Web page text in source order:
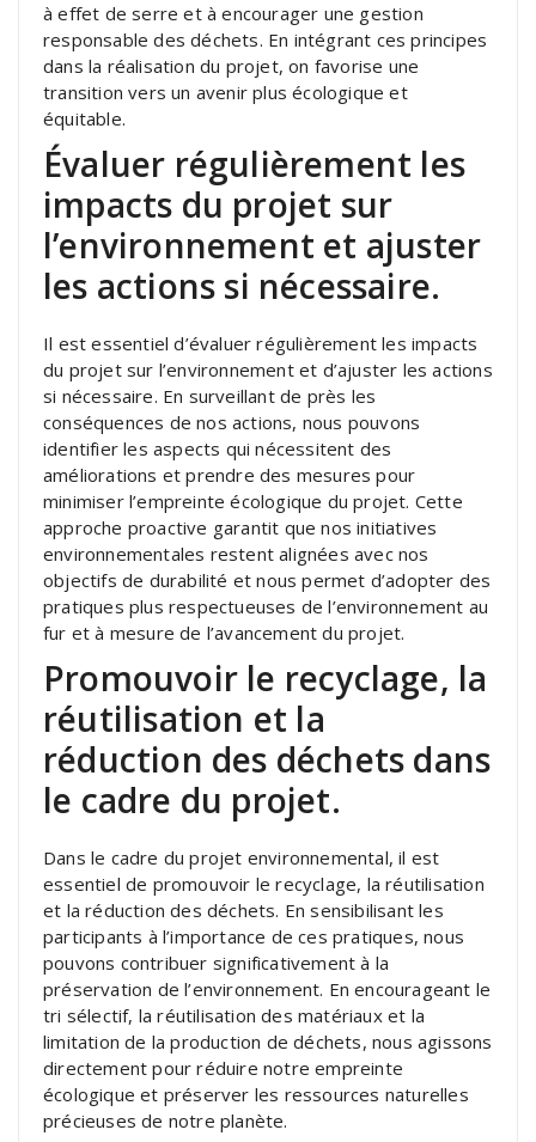
à effet de serre et à encourager une gestion
responsable des déchets. En intégrant ces principes
dans la réalisation du projet, on favorise une
transition vers un avenir plus écologique et
équitable.
Évaluer régulièrement les
impacts du projet sur
l’environnement et ajuster
les actions si nécessaire.
Il est essentiel d’évaluer régulièrement les impacts
du projet sur l’environnement et d’ajuster les actions
si nécessaire. En surveillant de près les
conséquences de nos actions, nous pouvons
identifier les aspects qui nécessitent des
améliorations et prendre des mesures pour
minimiser l’empreinte écologique du projet. Cette
approche proactive garantit que nos initiatives
environnementales restent alignées avec nos
objectifs de durabilité et nous permet d’adopter des
pratiques plus respectueuses de l’environnement au
fur et à mesure de l’avancement du projet.
Promouvoir le recyclage, la
réutilisation et la
réduction des déchets dans
le cadre du projet.
Dans le cadre du projet environnemental, il est
essentiel de promouvoir le recyclage, la réutilisation
et la réduction des déchets. En sensibilisant les
participants à l’importance de ces pratiques, nous
pouvons contribuer significativement à la
préservation de l’environnement. En encourageant le
tri sélectif, la réutilisation des matériaux et la
limitation de la production de déchets, nous agissons
directement pour réduire notre empreinte
écologique et préserver les ressources naturelles
précieuses de notre planète.